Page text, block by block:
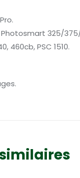
325/
460cb, PSC 1510.